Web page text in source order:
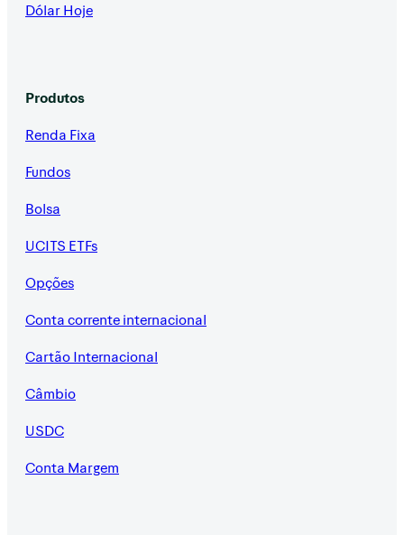
Dólar Hoje
Produtos
Renda Fixa
Fundos
Bolsa
UCITS ETFs
Opções
Conta corrente internacional
Cartão Internacional
Câmbio
USDC
Conta Margem